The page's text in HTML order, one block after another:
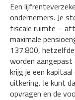
Een
ondernemers. Je
fiscale ruimte –
maximale
137.800,
worden aangepast
krijg je een
uitkering. Je kunt
opvragen en de